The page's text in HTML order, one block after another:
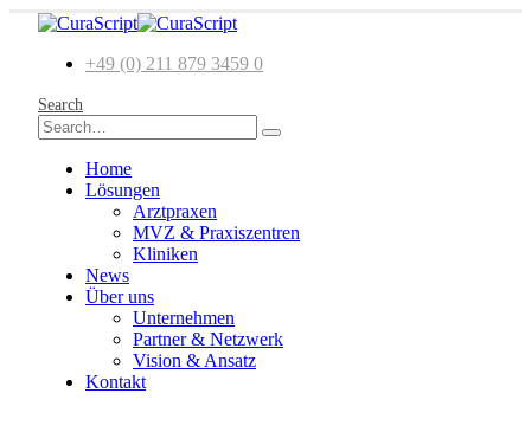
+49 (0) 211 879 3459 0
Search
Home
Lösungen
Arztpraxen
MVZ & Praxiszentren
Kliniken
News
Über uns
Unternehmen
Partner & Netzwerk
Vision & Ansatz
Kontakt